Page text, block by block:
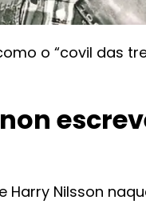
o “covil das
Harry Nilsson